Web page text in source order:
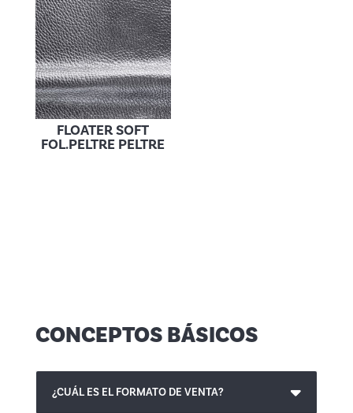
FLOATER SOFT
FOL.PELTRE PELTRE
CONCEPTOS BÁSICOS
¿CUÁL ES EL FORMATO DE VENTA?